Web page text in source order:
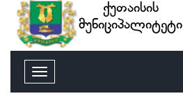
ქუთაისის
მუნიციპალიტეტი